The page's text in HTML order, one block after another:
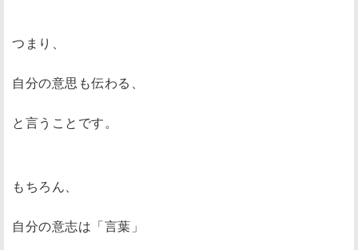
つまり、
自分の意思も伝わる、
と言うことです。
もちろん、
自分の意志は「言葉」